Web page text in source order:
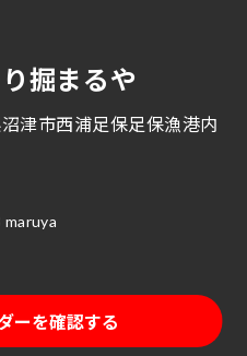
ーを確認する
掘まるや
津市西浦足保足保漁港内